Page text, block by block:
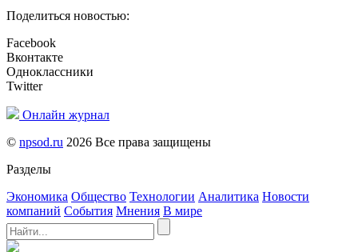
Поделиться новостью:
Facebook
Вконтакте
Одноклассники
Twitter
Онлайн журнал
© npsod.ru 2026 Все права защищены
Разделы
Экономика Общество Технологии Аналитика Новости
компаний События Мнения В мире